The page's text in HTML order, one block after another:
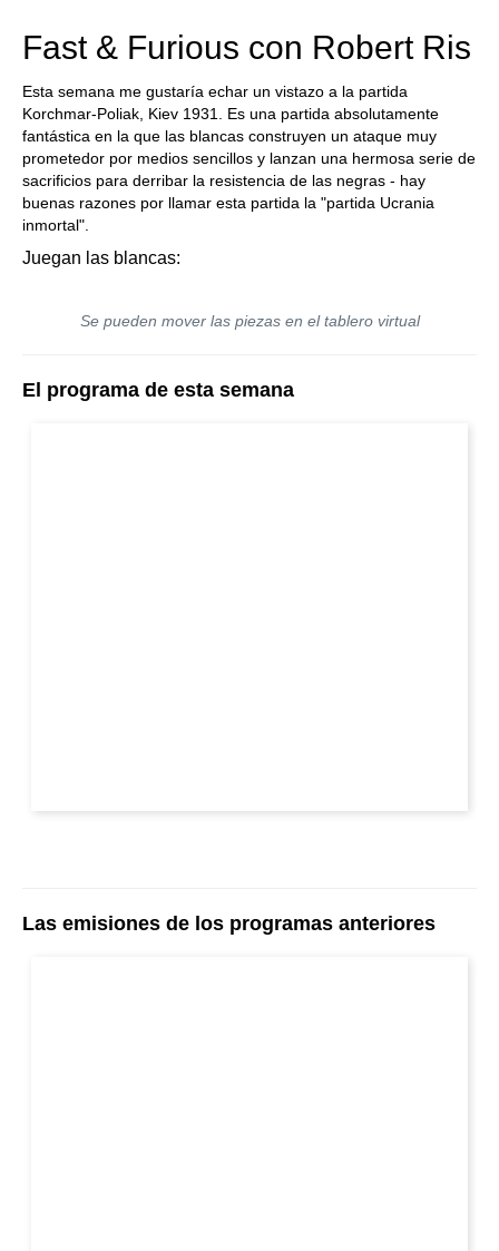
Fast & Furious con Robert Ris
Esta semana me gustaría echar un vistazo a la partida
Korchmar-Poliak, Kiev 1931. Es una partida absolutamente
fantástica en la que las blancas construyen un ataque muy
prometedor por medios sencillos y lanzan una hermosa serie de
sacrificios para derribar la resistencia de las negras - hay
buenas razones por llamar esta partida la "partida Ucrania
inmortal".
Juegan las blancas:
Se pueden mover las piezas en el tablero virtual
El programa de esta semana
Las emisiones de los programas anteriores